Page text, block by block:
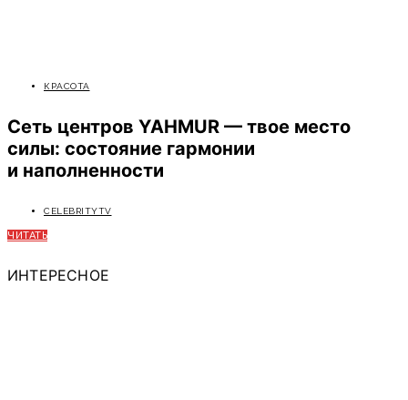
КРАСОТА
Cеть центров YAHMUR — твое место
силы: состояние гармонии
и наполненности
CELEBRITYTV
ЧИТАТЬ
ИНТЕРЕСНОЕ